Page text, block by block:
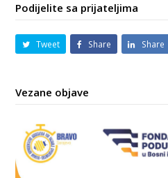
Podijelite sa prijateljima
Tweet Share Share
Vezane objave